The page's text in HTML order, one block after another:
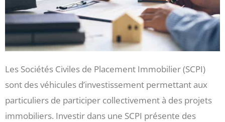
Les Sociétés Civiles de Placement Immobilier (SCPI)
sont des véhicules d’investissement permettant aux
particuliers de participer collectivement à des projets
immobiliers. Investir dans une SCPI présente des